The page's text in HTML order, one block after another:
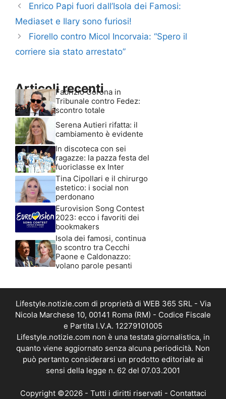
Enrico Papi fuori dall’Isola dei Famosi:
Mediaset e Ilary sono furiosi!
Fiorello contro Micol Incorvaia: “Spero il
corriere sia stato arrestato”
Articoli recenti
Fabrizio Corona in
Tribunale contro Fedez:
scontro totale
Serena Autieri rifatta: il
cambiamento è evidente
In discoteca con sei
ragazze: la pazza festa del
fuoriclasse ex Inter
Tina Cipollari e il chirurgo
estetico: i social non
perdonano
Eurovision Song Contest
2023: ecco i favoriti dei
bookmakers
Isola dei famosi, continua
lo scontro tra Cecchi
Paone e Caldonazzo:
volano parole pesanti
Lifestyle.notizie.com di proprietà di WEB 365 SRL - Via
Nicola Marchese 10, 00141 Roma (RM) - Codice Fiscale
e Partita I.V.A. 12279101005
Lifestyle.notizie.com non è una testata giornalistica, in
quanto viene aggiornato senza alcuna periodicità. Non
può pertanto considerarsi un prodotto editoriale ai
sensi della legge n. 62 del 07.03.2001
Copyright ©2026 - Tutti i diritti riservati - Contattaci